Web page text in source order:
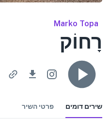
Marko Topa
רָחוֹק
שירים דומים פרטי השיר